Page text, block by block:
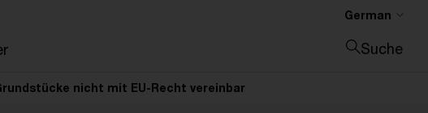
German
Suche
nicht mit EU-Recht vereinbar